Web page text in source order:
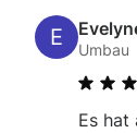
Umbau
Es hat